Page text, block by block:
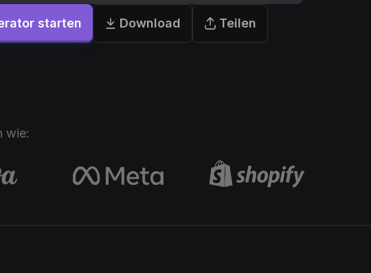
starten Download Teilen
wie: